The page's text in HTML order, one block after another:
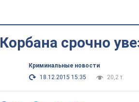
Корбана срочно
Криминальные новости
18.12.2015 15:35
20,2 т.